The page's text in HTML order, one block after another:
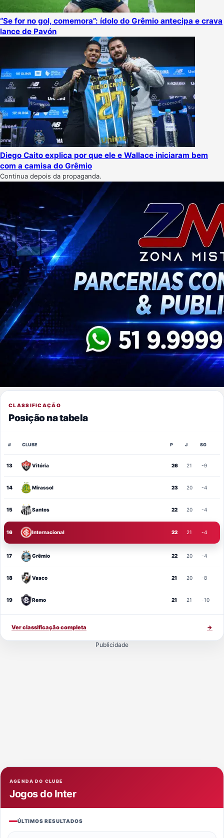
“Se for no gol, comemora”: ídolo do Grêmio antecipa e crava
lance de Pavón
Diego Caito explica por que ele e Wallace iniciaram bem
com a camisa do Grêmio
Continua depois da propaganda.
CLASSIFICAÇÃO
Posição na tabela
# CLUBE P J SG
13 Vitória 26 21 -9
14 Mirassol 23 20 -4
15 Santos 22 20 -4
16 Internacional 22 21 -4
17 Grêmio 22 20 -4
18 Vasco 21 20 -8
19 Remo 21 21 -10
Ver classificação completa →
Publicidade
AGENDA DO CLUBE
Jogos do Inter
ÚLTIMOS RESULTADOS